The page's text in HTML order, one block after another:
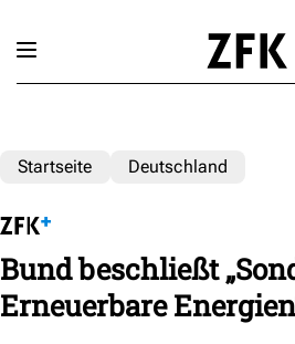
Startseite Deutschland
Bund beschließt
Erneuerbare